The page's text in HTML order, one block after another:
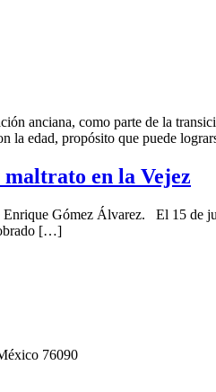
anciana, como parte de la
la edad, propósito que puede
maltrato en la Vejez
Gómez Álvarez. El 15 de
[…]
76090